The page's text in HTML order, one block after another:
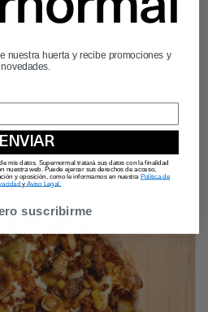
nuestra huerta y recibe promociones y
novedades.
ENVIAR
mis datos. Supernormal tratará sus datos con la finalidad
nuestra web. Puede ejercer sus derechos de acceso,
y oposición, como le informamos en nuestra Política de
y Aviso Legal.
suscribirme